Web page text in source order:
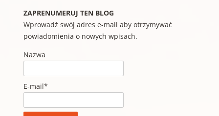
ZAPRENUMERUJ TEN BLOG
Wprowadź swój adres e-mail aby otrzymywać
powiadomienia o nowych wpisach.
Nazwa
E-mail*